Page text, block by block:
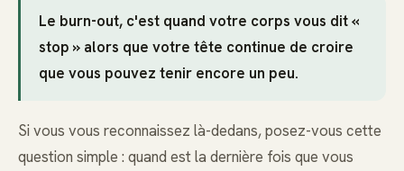
Le burn-out, c'est quand votre corps vous dit «
stop » alors que votre tête continue de croire
que vous pouvez tenir encore un peu.
Si vous vous reconnaissez là-dedans, posez-vous cette
question simple : quand est la dernière fois que vous